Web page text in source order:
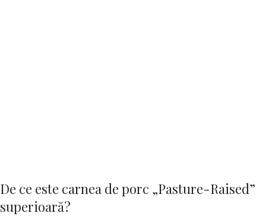
De ce este carnea de porc „Pasture-Raised”
superioară?